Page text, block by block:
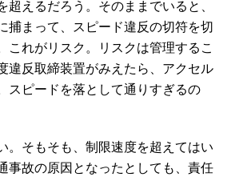
超えるだろう。そのままでいると、
捕まって、スピード違反の切符を切
これがリスク。リスクは管理するこ
違反取締装置がみえたら、アクセル
スピードを落として通りすぎるの
そもそも、制限速度を超えてはい
事故の原因となったとしても、責任